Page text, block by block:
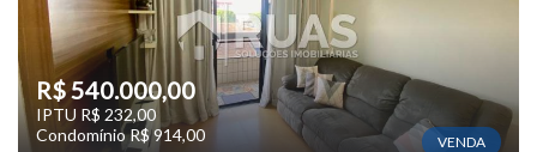
R$ 540.000,00
IPTU R$ 232,00
Condomínio R$ 914,00
VENDA